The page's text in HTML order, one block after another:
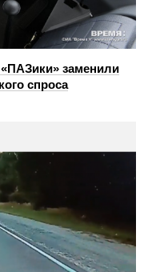
заменили
спроса